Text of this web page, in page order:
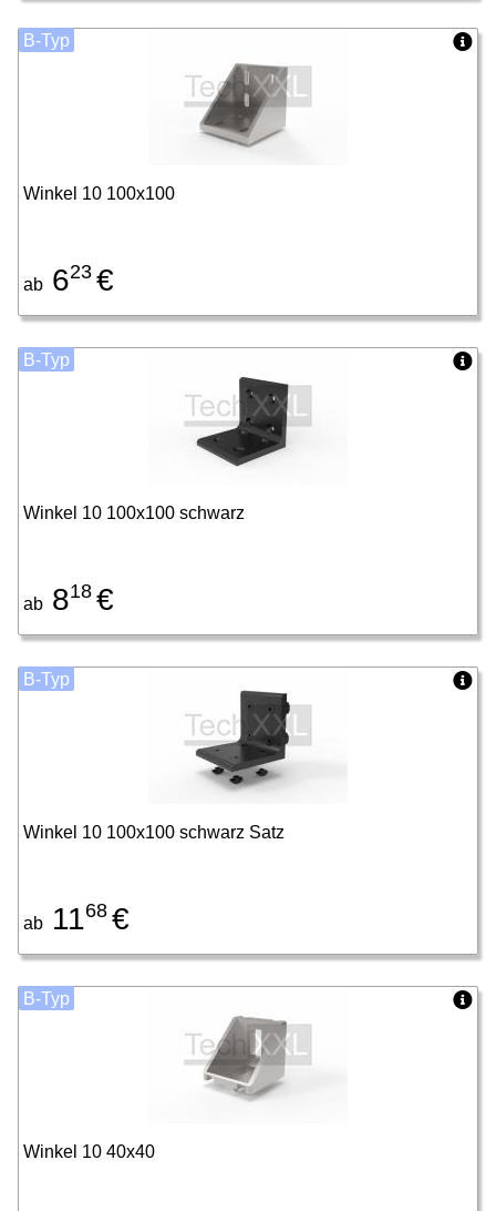
Winkel 10 100x100
ab 623 €
B-Typ
Winkel 10 100x100 schwarz
ab 818 €
B-Typ
Winkel 10 100x100 schwarz Satz
ab 1168 €
B-Typ
Winkel 10 40x40
B-Typ